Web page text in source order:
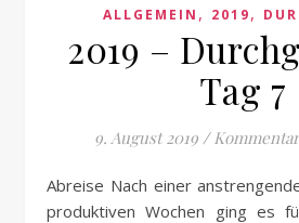
ALLGEMEIN , 2019,
2019 –
Tag 7
9. August 2019 /
Abreise Nach einer anstrengenden aber unglaublich
produktiven Wochen ging es